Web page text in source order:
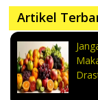
Artikel